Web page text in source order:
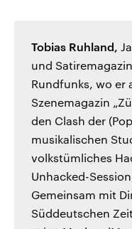
Tobias Ruhland,
und
Rundfunks, wo er
Szenemagazin
den Clash der
musikalischen
volkstümliches
Unhacked-
Gemeinsam mit
Süddeutschen